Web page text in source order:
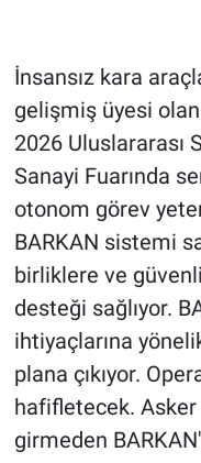
İnsansız kara
gelişmiş üyesi
2026 Uluslararası
Sanayi Fuarında
otonom görev
BARKAN sistemi
birliklere ve
desteği sağlıyor.
ihtiyaçlarına
plana çıkıyor.
hafifletecek. Asker
girmeden